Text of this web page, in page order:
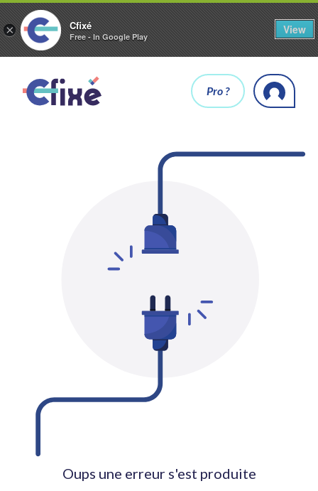
× Cfixé
Free - In Google Play
View
Pro ?
Oups une erreur s'est produite